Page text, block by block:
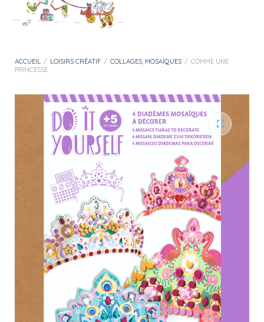
ACCUEIL / LOISIRS CRÉATIF / COLLAGES, MOSAÏQUES / COMME UNE
PRINCESSE